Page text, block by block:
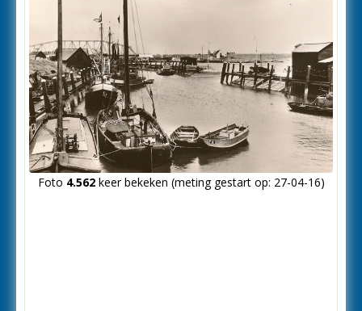
Foto 4.562keer bekeken (meting gestart op: 27-04-16)